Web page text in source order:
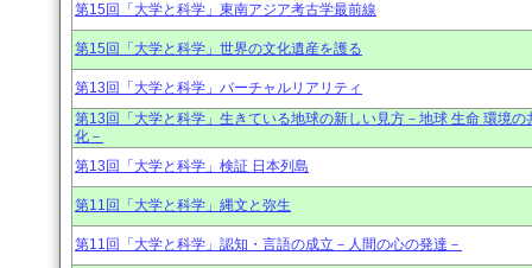
第15回「大学と科学」東南アジア考古学最前線
第15回「大学と科学」世界の文化遺産を護る
第13回「大学と科学」バーチャルリアリティ
第13回「大学と科学」生きている地球の新しい見方－地球 生命 環境の
化－
第13回「大学と科学」検証 日本列島
第11回「大学と科学」縄文と弥生
第11回「大学と科学」認知・言語の成立－人間の心の発達－